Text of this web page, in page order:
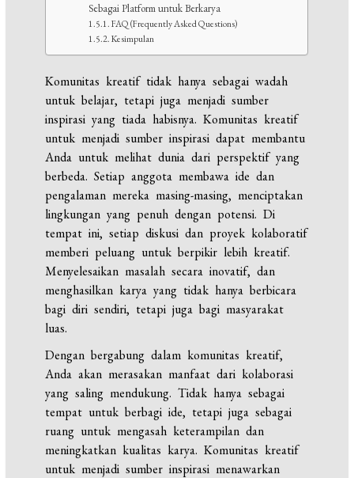
Sebagai Platform untuk Berkarya
FAQ (Frequently Asked Questions)
Kesimpulan
Komunitas kreatif tidak hanya sebagai wadah
untuk belajar, tetapi juga menjadi sumber
inspirasi yang tiada habisnya. Komunitas kreatif
untuk menjadi sumber inspirasi dapat membantu
Anda untuk melihat dunia dari perspektif yang
berbeda. Setiap anggota membawa ide dan
pengalaman mereka masing-masing, menciptakan
lingkungan yang penuh dengan potensi. Di
tempat ini, setiap diskusi dan proyek kolaboratif
memberi peluang untuk berpikir lebih kreatif.
Menyelesaikan masalah secara inovatif, dan
menghasilkan karya yang tidak hanya berbicara
bagi diri sendiri, tetapi juga bagi masyarakat
luas.
Dengan bergabung dalam komunitas kreatif,
Anda akan merasakan manfaat dari kolaborasi
yang saling mendukung. Tidak hanya sebagai
tempat untuk berbagi ide, tetapi juga sebagai
ruang untuk mengasah keterampilan dan
meningkatkan kualitas karya. Komunitas kreatif
untuk menjadi sumber inspirasi menawarkan